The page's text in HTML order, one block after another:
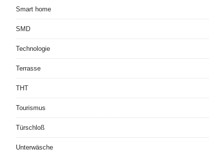
Smart home
SMD
Technologie
Terrasse
THT
Tourismus
Türschloß
Unterwäsche